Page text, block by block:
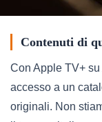
Contenuti di
Con Apple TV+
accesso a un
originali. Non